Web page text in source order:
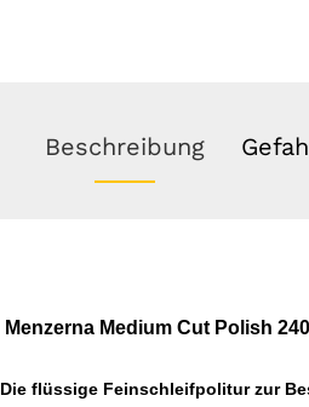
Beschreibung
Menzerna Medium Cut Polish
Die flüssige Feinschleifpolitur zur